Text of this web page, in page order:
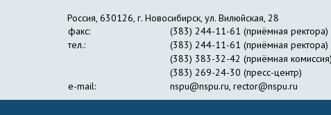
Россия, 630126, г. Новосибирск, ул. Вилюйская, 28
факс:
(383) 244-11-61 (приёмная ректора)
тел.:
(383) 244-11-61 (приёмная ректора)
(383) 383-32-42 (приёмная комиссия)
(383) 269-24-30 (пресс-центр)
e-mail:
nspu@nspu.ru, rector@nspu.ru